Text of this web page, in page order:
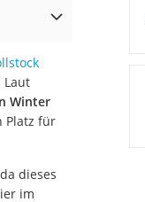
Laut
Winter
Platz für
dieses
im